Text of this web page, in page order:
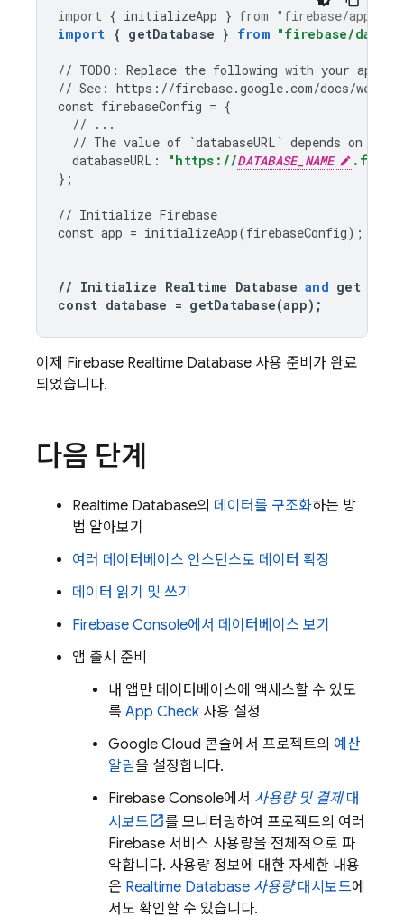
import { initializeApp } from "firebase/app"
import { getDatabase } from "firebase/
// TODO : Replace the following with your app
// See : https : //firebase.google.com/docs/web
const firebaseConfig = {
//
...
// The value of `databaseURL ` depends on
databaseURL : "https://DATABASE_NAME
};
// Initialize Firebase
const app = initializeApp(firebaseConfig);
// Initialize Realtime Database and get
const database = getDatabase(app);
이제 Firebase Realtime Database 사용 준비가 완료
되었습니다.
다음 단계
Realtime Database의 데이터를 구조화하는 방
법 알아보기
여러 데이터베이스 인스턴스로 데이터 확장
데이터 읽기 및 쓰기
Firebase Console에서 데이터베이스 보기
앱 출시 준비
내 앱만 데이터베이스에 액세스할 수 있도
록 App Check 사용 설정
Google Cloud 콘솔에서 프로젝트의 예산
알림을 설정합니다.
Firebase Console에서 사용량 및 결제대
시보드
를 모니터링하여 프로젝트의 여러
Firebase 서비스 사용량을 전체적으로 파
악합니다. 사용량 정보에 대한 자세한 내용
은 Realtime Database 사용량대시보드에
서도 확인할 수 있습니다.